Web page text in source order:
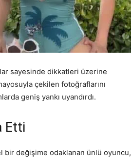
sayesinde dikkatleri üzerine
çekilen fotoğraflarını
geniş yankı uyandırdı.
Etti
bir değişime odaklanan ünlü oyuncu,